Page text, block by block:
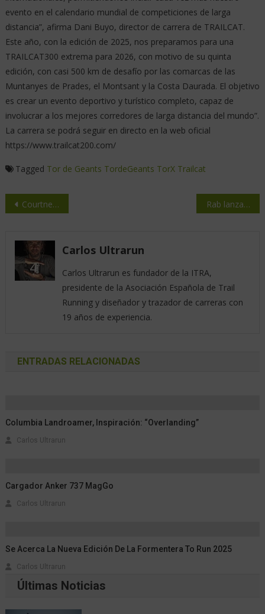
evento en el calendario mundial de competiciones de larga
distancia”, afirma Dani Buyo, director de carrera de TRAILCAT.
Este año, con la edición de 2025, nos preparamos para una
TRAILCAT300 extrema para 2026, con motivo de su quinta
edición, con casi 500 km de desafío por las comarcas de las
Muntanyes de Prades, el Montsant y la Costa Daurada. El objetivo
es crear un evento deportivo y turístico completo, capaz de
involucrar a los mejores corredores de larga distancia del mundo”.
La carrera se podrá seguir en directo en la web oficial
https://www.trailcat200.com/
Tagged Tor de Geants TordeGeants TorX Trailcat
Courtney Dauwalter y Miguel Arsénio ganadores de la Gran Canaria World Trail Majors Rab lanza su nueva colección de mochilas Primavera/Verano 2025
Carlos Ultrarun
Carlos Ultrarun es fundador de la ITRA,
presidente de la Asociación Española de Trail
Running y diseñador y trazador de carreras con
19 años de experiencia.
ENTRADAS RELACIONADAS
Columbia Landroamer, Inspiración: “overlanding”
Carlos Ultrarun
Cargador Anker 737 MagGo
Carlos Ultrarun
Se Acerca La Nueva Edición De La Formentera To Run 2025
Carlos Ultrarun
Últimas Noticias